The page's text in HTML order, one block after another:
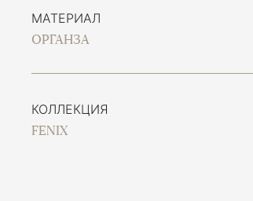
МАТЕРИАЛ
ОРГАНЗА
КОЛЛЕКЦИЯ
FENIX